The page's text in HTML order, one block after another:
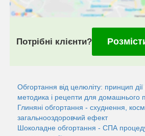
Потрібні клієнти?
Обгортання від целюліту: принцип
методика і рецепти для домашнього
Глиняні обгортання - схуднення,
загальнооздоровчий ефект
Шоколадне обгортання - СПА